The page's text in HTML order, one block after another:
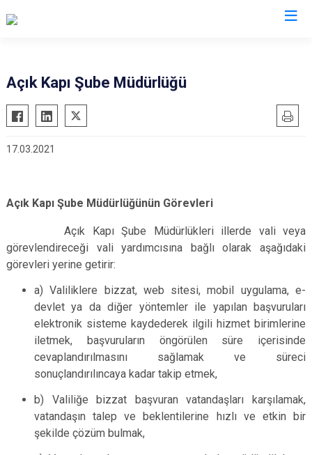
Açık Kapı Şube Müdürlüğü
17.03.2021
Açık Kapı Şube Müdürlüğünün Görevleri
Açık Kapı Şube Müdürlükleri illerde vali veya
görevlendireceği vali yardımcısına bağlı olarak aşağıdaki
görevleri yerine getirir:
a) Valiliklere bizzat, web sitesi, mobil uygulama, e-
devlet ya da diğer yöntemler ile yapılan başvuruları
elektronik sisteme kaydederek ilgili hizmet birimlerine
iletmek, başvuruların öngörülen süre içerisinde
cevaplandırılmasını sağlamak ve süreci
sonuçlandırılıncaya kadar takip etmek,
b) Valiliğe bizzat başvuran vatandaşları karşılamak,
vatandaşın talep ve beklentilerine hızlı ve etkin bir
şekilde çözüm bulmak,